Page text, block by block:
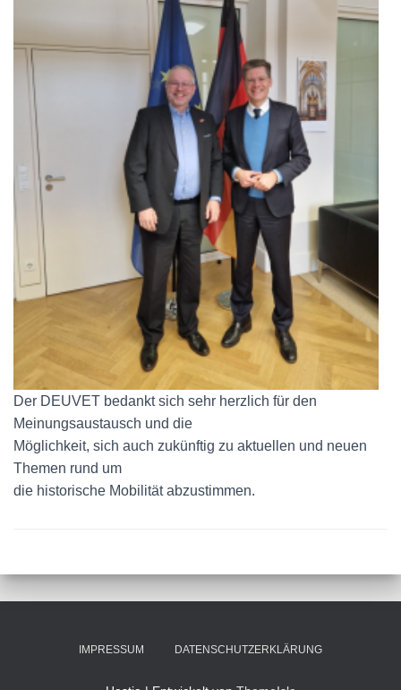
Der DEUVET bedankt sich sehr herzlich für den
Meinungsaustausch und die
Möglichkeit, sich auch zukünftig zu aktuellen und neuen
Themen rund um
die historische Mobilität abzustimmen.
IMPRESSUM DATENSCHUTZERKLÄRUNG